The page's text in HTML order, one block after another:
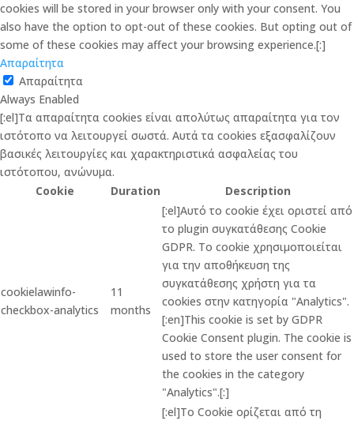
cookies will be stored in your browser only with your consent. You
also have the option to opt-out of these cookies. But opting out of
some of these cookies may affect your browsing experience.[:]
Απαραίτητα
Απαραίτητα
Always Enabled
[:el]Τα απαραίτητα cookies είναι απολύτως απαραίτητα για τον
ιστότοπο να λειτουργεί σωστά. Αυτά τα cookies εξασφαλίζουν
βασικές λειτουργίες και χαρακτηριστικά ασφαλείας του
ιστότοπου, ανώνυμα.
Cookie
Duration Description
cookielawinfo-
checkbox-analytics
11
months
[:el]Αυτό το cookie έχει οριστεί από
το plugin συγκατάθεσης Cookie
GDPR. Το cookie χρησιμοποιείται
για την αποθήκευση της
συγκατάθεσης χρήστη για τα
cookies στην κατηγορία "Analytics".
[:en]This cookie is set by GDPR
Cookie Consent plugin. The cookie is
used to store the user consent for
the cookies in the category
"Analytics".[:]
[:el]Το Cookie ορίζεται από τη